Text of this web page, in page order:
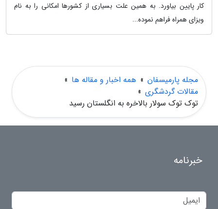
کار پایین بیاورد. به همین علت بسیاری از کشورها امکانی را به نام
ویزای همراه فراهم نموده...
مجله پارمیسفان » همه اخبار و مقاله ها »
مقالات گردشگری »
توک توک سولار بالاخره به انگلستان رسید
خبرنامه